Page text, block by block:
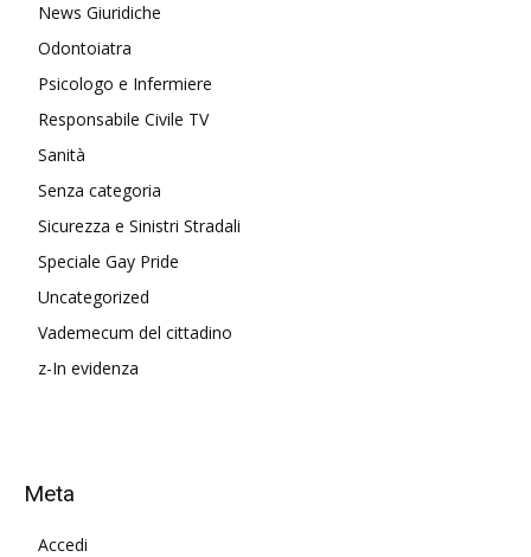
News Giuridiche
Odontoiatra
Psicologo e Infermiere
Responsabile Civile TV
Sanità
Senza categoria
Sicurezza e Sinistri Stradali
Speciale Gay Pride
Uncategorized
Vademecum del cittadino
z-In evidenza
Meta
Accedi